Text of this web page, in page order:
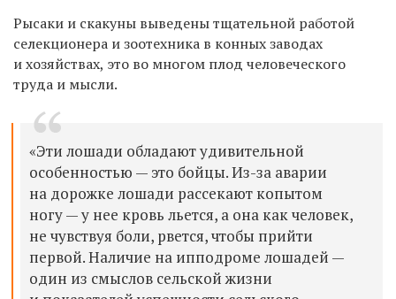
Рысаки и скакуны выведены тщательной работой
селекционера и зоотехника в конных заводах
и хозяйствах, это во многом плод человеческого
труда и мысли.
«Эти лошади обладают удивительной
особенностью — это бойцы. Из-за аварии
на дорожке лошади рассекают копытом
ногу — у нее кровь льется, а она как человек,
не чувствуя боли, рвется, чтобы прийти
первой. Наличие на ипподроме лошадей —
один из смыслов сельской жизни